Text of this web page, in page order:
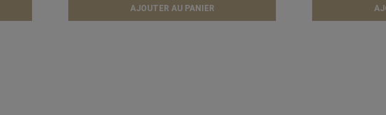
AJOUTER AU PANIER